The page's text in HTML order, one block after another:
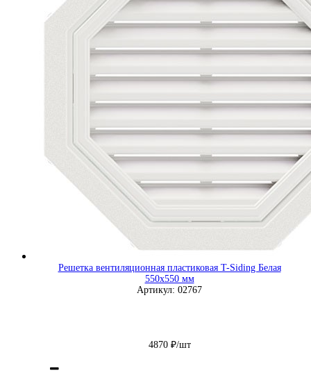
Решетка вентиляционная пластиковая T-Siding Белая
550х550 мм
Артикул: 02767
4870 ₽/шт